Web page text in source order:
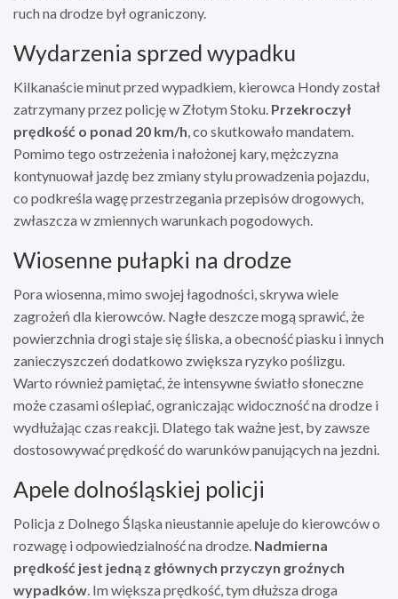
ruch na drodze był ograniczony.
Wydarzenia sprzed wypadku
Kilkanaście minut przed wypadkiem, kierowca Hondy został
zatrzymany przez policję w Złotym Stoku. Przekroczył
prędkość o ponad 20 km/h, co skutkowało mandatem.
Pomimo tego ostrzeżenia i nałożonej kary, mężczyzna
kontynuował jazdę bez zmiany stylu prowadzenia pojazdu,
co podkreśla wagę przestrzegania przepisów drogowych,
zwłaszcza w zmiennych warunkach pogodowych.
Wiosenne pułapki na drodze
Pora wiosenna, mimo swojej łagodności, skrywa wiele
zagrożeń dla kierowców. Nagłe deszcze mogą sprawić, że
powierzchnia drogi staje się śliska, a obecność piasku i innych
zanieczyszczeń dodatkowo zwiększa ryzyko poślizgu.
Warto również pamiętać, że intensywne światło słoneczne
może czasami oślepiać, ograniczając widoczność na drodze i
wydłużając czas reakcji. Dlatego tak ważne jest, by zawsze
dostosowywać prędkość do warunków panujących na jezdni.
Apele dolnośląskiej policji
Policja z Dolnego Śląska nieustannie apeluje do kierowców o
rozwagę i odpowiedzialność na drodze. Nadmierna
prędkość jest jedną z głównych przyczyn groźnych
wypadków. Im większa prędkość, tym dłuższa droga